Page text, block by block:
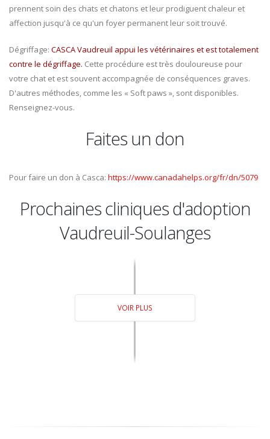
prennent soin des chats et chatons et leur prodiguent chaleur et
affection jusqu'à ce qu'un foyer permanent leur soit trouvé.
Dégriffage: CASCA Vaudreuil appui les vétérinaires et est totalement
contre le dégriffage. Cette procédure est très douloureuse pour
votre chat et est souvent accompagnée de conséquences graves.
D'autres méthodes, comme les « Soft paws », sont disponibles.
Renseignez-vous.
Faites un don
Pour faire un don à Casca: https://www.canadahelps.org/fr/dn/5079
Prochaines cliniques d'adoption
Vaudreuil-Soulanges
VOIR PLUS